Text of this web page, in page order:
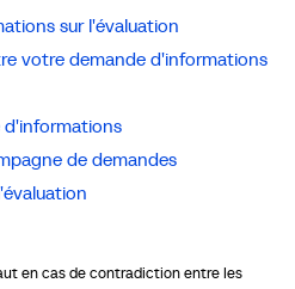
sur l'évaluation
votre demande d'informations
d'informations
de demandes
en cas de contradiction entre les